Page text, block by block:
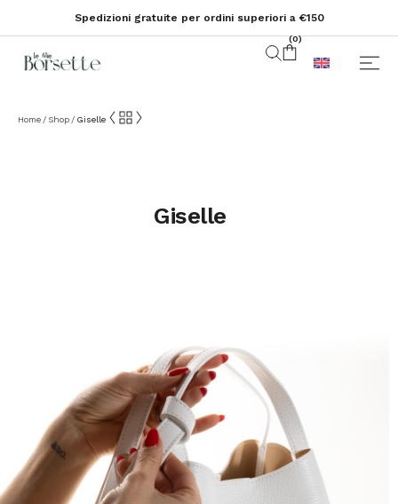
Spedizioni gratuite per ordini superiori a €150
(0)
Home / Shop / Giselle
Giselle